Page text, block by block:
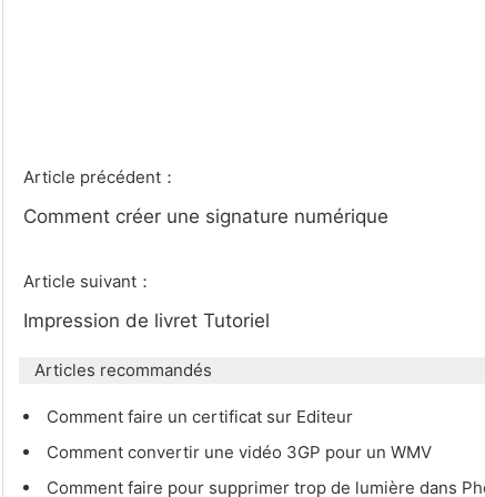
Article précédent：
Comment créer une signature numérique
Article suivant：
Impression de livret Tutoriel
Articles recommandés
Comment faire un certificat sur ​​Editeur
Comment convertir une vidéo 3GP pour un WMV
Comment faire pour supprimer trop de lumière dans